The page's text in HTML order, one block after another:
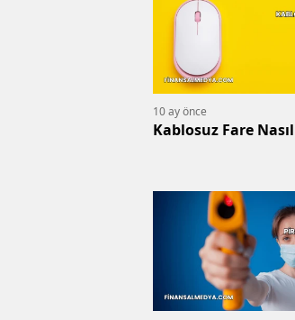
10 ay önce
Kablosuz Fare Nasıl